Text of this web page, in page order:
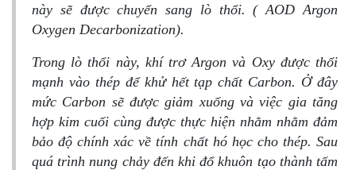
này sẽ được chuyển sang lò thổi. ( AOD Argon
Oxygen Decarbonization).
Trong lò thổi này, khí trơ Argon và Oxy được thổi
mạnh vào thép để khử hết tạp chất Carbon. Ở đây
mức Carbon sẽ được giảm xuống và việc gia tăng
hợp kim cuối cùng được thực hiện nhằm nhằm đảm
bảo độ chính xác về tính chất hó học cho thép. Sau
quá trình nung chảy đến khi đổ khuôn tạo thành tấm